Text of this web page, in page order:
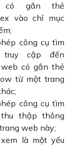
có gắn thẻ
vào chỉ mục
công cụ tìm
truy cập đến
có gắn thẻ
từ một trang
công cụ tìm
thập thông
web này;
là một yếu